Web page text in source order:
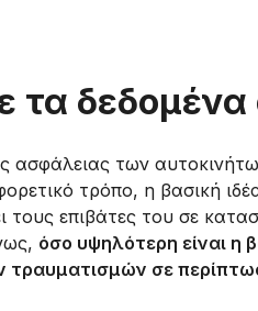
τα
ασφάλειας των
τρόπο, η βασική
επιβάτες του σε
όσο υψηλότερη είναι η
τραυματισμών σε